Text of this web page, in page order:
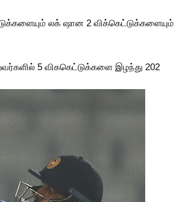
லக் ஷான 2 விக்கெட்டுக்களையும்
5 விககெட்டுக்களை இழந்து 202